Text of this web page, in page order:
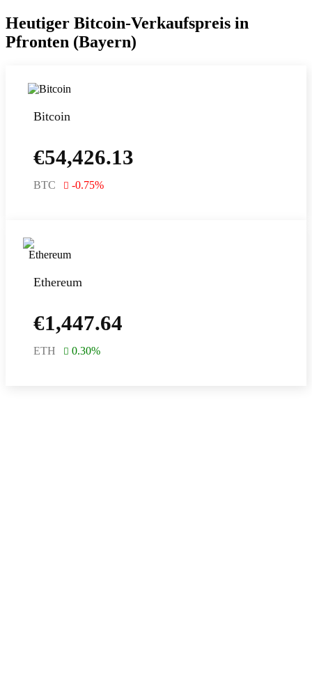
Heutiger Bitcoin-Verkaufspreis in
Pfronten (Bayern)
Bitcoin
€54,426.13
BTC -0.75%
Ethereum
€1,447.64
ETH 0.30%